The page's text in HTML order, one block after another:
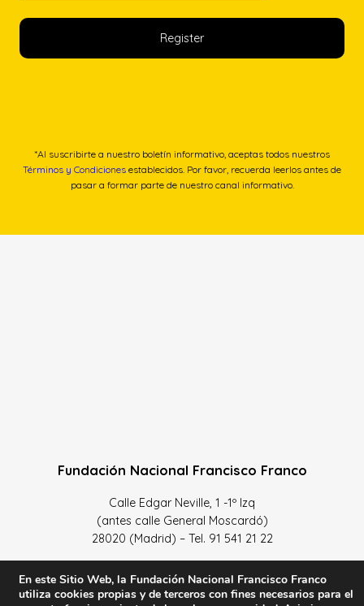
*Al suscribirte a nuestro boletín informativo, aceptas todos nuestros
Términos y Condiciones establecidos. Por favor, recuerda leerlos antes de
pasar a formar parte de nuestro canal informativo.
Fundación Nacional Francisco Franco
Calle Edgar Neville, 1 -1º Izq
(antes calle General Moscardó)
28020 (Madrid) – Tel. 91 541 21 22
En este Sitio Web, la Fundación Nacional Francisco Franco
utiliza cookies propias y de terceros con fines necesarios para el